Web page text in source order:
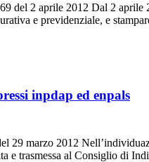
del 2 aprile 2012 Dal 2 aprile
e previdenziale, e
inpdap ed enpals
29 marzo 2012
e trasmessa al Consiglio di